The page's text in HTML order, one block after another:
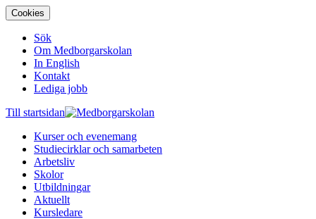
Cookies
Sök
Om Medborgarskolan
In English
Kontakt
Lediga jobb
Till startsidan
Kurser och evenemang
Studiecirklar och samarbeten
Arbetsliv
Skolor
Utbildningar
Aktuellt
Kursledare